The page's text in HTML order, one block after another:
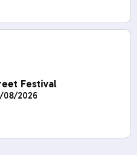
Festival
08/2026